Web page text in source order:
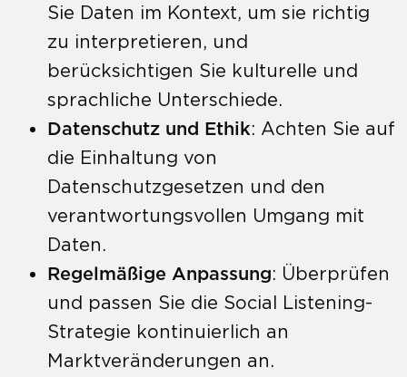
Sie Daten im Kontext, um sie richtig
zu interpretieren, und
berücksichtigen Sie kulturelle und
sprachliche Unterschiede.
Datenschutz und Ethik: Achten Sie auf
die Einhaltung von
Datenschutzgesetzen und den
verantwortungsvollen Umgang mit
Daten.
Regelmäßige Anpassung: Überprüfen
und passen Sie die Social Listening-
Strategie kontinuierlich an
Marktveränderungen an.